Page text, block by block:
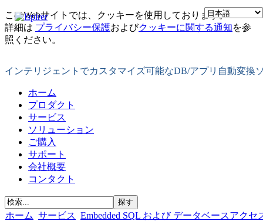
このWebサイトでは、クッキーを使用しております。
詳細は プライバシー保護およびクッキーに関する通知を参
照ください。
インテリジェントでカスタマイズ可能なDB/アプリ自動変換
ホーム
プロダクト
サービス
ソリューション
ご購入
サポート
会社概要
コンタクト
ホーム サービス Embedded SQL および データベースアクセ